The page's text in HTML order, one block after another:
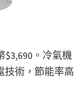
。冷氣機
技術，節能率高